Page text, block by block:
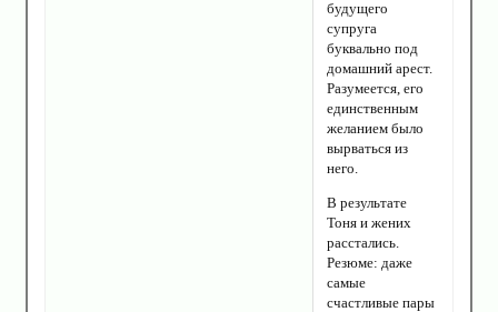
будущего
супруга
буквально под
домашний арест.
Разумеется, его
единственным
желанием было
вырваться из
него.
В результате
Тоня и жених
расстались.
Резюме: даже
самые
счастливые пары